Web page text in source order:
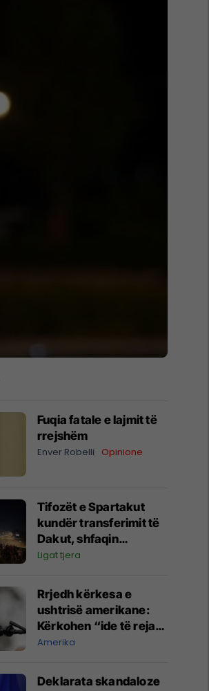
Fuqia fatale e lajmit të
rrejshëm
Enver Robelli Opinione
Tifozët e Spartakut
kundër transferimit të
Dakut, shfaqin
pankartë fyese:
jashtë!
Ligat tjera
Rrjedh kërkesa e
ushtrisë amerikane:
Kërkohen “ide të reja
dhe jokonvencionale”
Amerika
​Deklarata skandaloze